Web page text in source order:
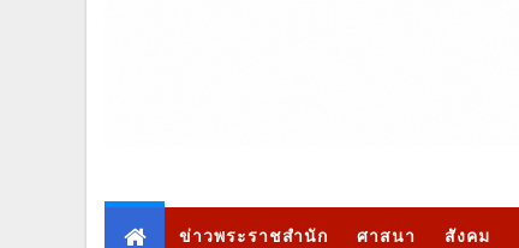
ข่าวพระราชสำนัก ศาสนา สังคม